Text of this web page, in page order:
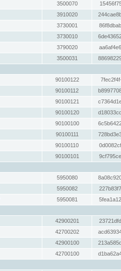
3500070
3910020
3730001
3730010
3790020
3500031
90100122
90100112
90100121
90100120
90100100
90100111
90100110
90100101
5950080
5950082
5950081
42900201
42700202
42900100
42700100